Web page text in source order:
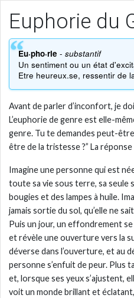
Euphorie du
Eu·pho·rie -substantif
Un sentiment ou un état
Etre heureux.se, ressentir de
Avant de parler d’inconfort, je
L’euphorie de genre est elle-
genre. Tu te demandes peut-
être de la tristesse ?” La
Imagine une personne qui est
toute sa vie sous terre, sa seule
bougies et des lampes à huile.
jamais sortie du sol, qu’elle ne
Puis un jour, un effondrement
et révèle une ouverture vers la
déverse dans l’ouverture, et au
personne s’enfuit de peur. Plus
et, lorsque ses yeux s’ajustent,
voit un monde brillant et